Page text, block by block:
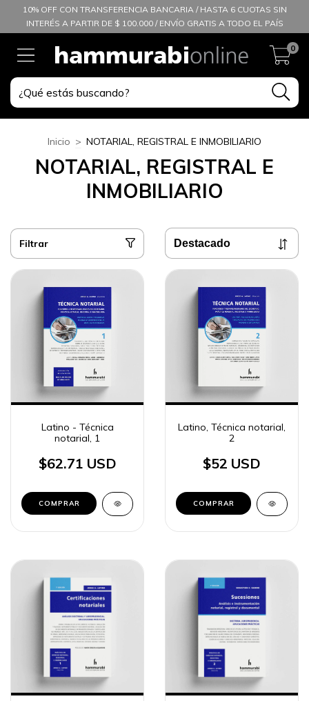
10% OFF CON TRANSFERENCIA BANCARIA / HASTA 6 CUOTAS SIN
INTERÉS A PARTIR DE $ 100.000 / ENVÍO GRATIS A TODO EL PAÍS
0
Inicio > NOTARIAL, REGISTRAL E INMOBILIARIO
NOTARIAL, REGISTRAL E
INMOBILIARIO
Filtrar
Latino - Técnica
notarial, 1
$62.71 USD
COMPRAR
Latino, Técnica notarial,
2
$52 USD
COMPRAR